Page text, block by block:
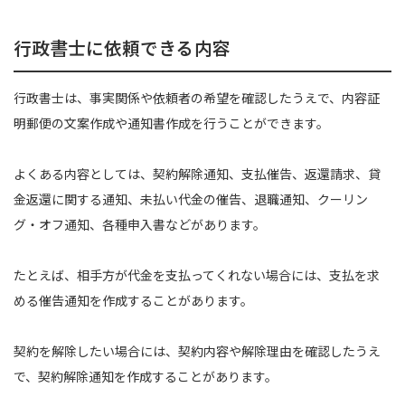
行政書士に依頼できる内容
行政書士は、事実関係や依頼者の希望を確認したうえで、内容証
明郵便の文案作成や通知書作成を行うことができます。
よくある内容としては、契約解除通知、支払催告、返還請求、貸
金返還に関する通知、未払い代金の催告、退職通知、クーリン
グ・オフ通知、各種申入書などがあります。
たとえば、相手方が代金を支払ってくれない場合には、支払を求
める催告通知を作成することがあります。
契約を解除したい場合には、契約内容や解除理由を確認したうえ
で、契約解除通知を作成することがあります。